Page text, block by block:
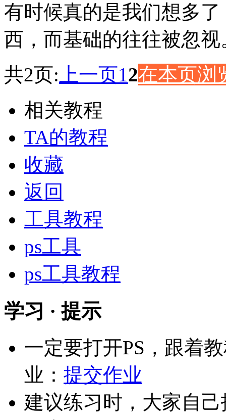
有时候真的是我们想多
西，而基础的往往被忽视
共2页: 上一页12在本页浏
相关教程
TA的教程
收藏
返回
工具教程
ps工具
ps工具教程
学习 · 提示
一定要打开PS，跟着
业： 提交作业
建议练习时，大家自